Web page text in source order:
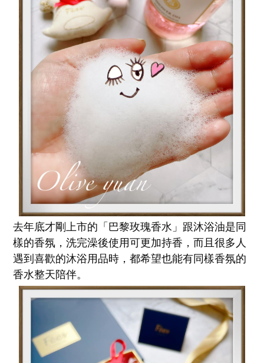
去年底才剛上市的「巴黎玫瑰香水」跟沐浴油是同
樣的香氛，洗完澡後使用可更加持香，而且很多人
遇到喜歡的沐浴用品時，都希望也能有同樣香氛的
香水整天陪伴。